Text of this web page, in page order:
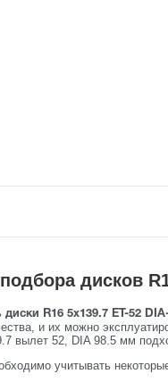
дисков
диски R16 5x139.7 ET-52
и их можно
вылет 52, DIA 98.5 мм
учитывать